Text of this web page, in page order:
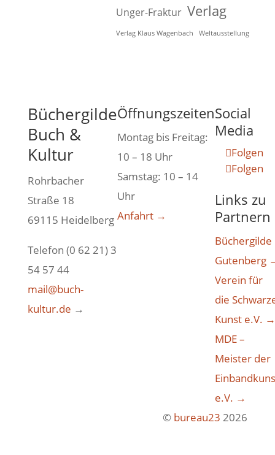
Unger-Fraktur Verlag
Verlag Klaus Wagenbach Weltausstellung
Büchergilde
Buch &
Kultur
Rohrbacher
Straße 18
69115 Heidelberg
Telefon (0 62 21) 3
54 57 44
mail@buch-
kultur.de →
Öffnungszeiten
Montag bis Freitag:
10 – 18 Uhr
Samstag: 10 – 14
Uhr
Anfahrt →
Social
Media
Folgen
Folgen
Links zu
Partnern
Büchergilde
Gutenberg
Verein für
die
Kunst e.V. →
MDE –
Meister der
e.V. →
© bureau23 2026